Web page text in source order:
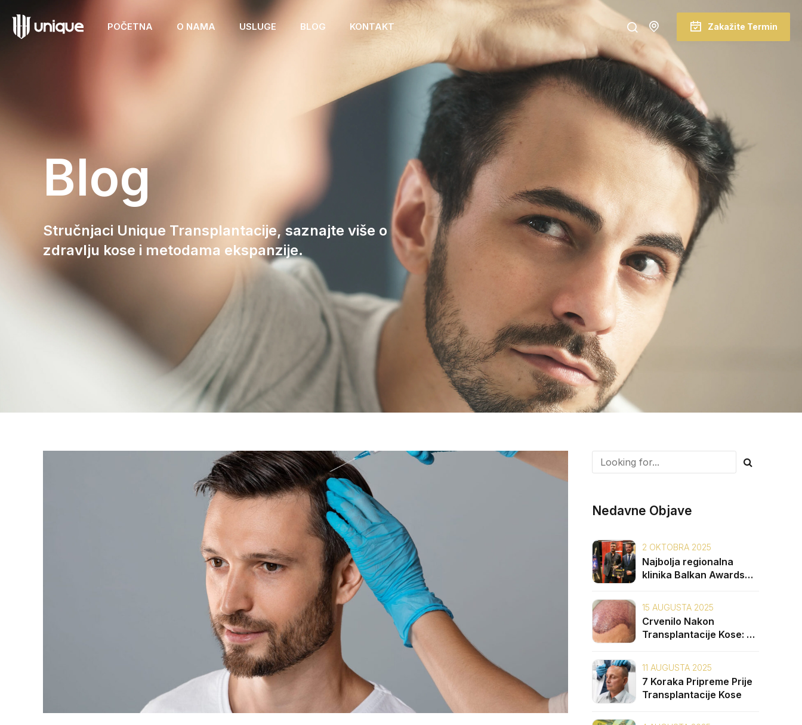
Zakažite Termin
POČETNA O NAMA USLUGE BLOG KONTAKT
Blog
Stručnjaci Unique Transplantacije, saznajte više o
zdravlju kose i metodama ekspanzije.
Nedavne Objave
2 OKTOBRA 2025
Najbolja regionalna
klinika Balkan Awards
15 AUGUSTA 2025
Crvenilo Nakon
Transplantacije Kose: 5
11 AUGUSTA 2025
7 Koraka Pripreme Prije
Transplantacije Kose